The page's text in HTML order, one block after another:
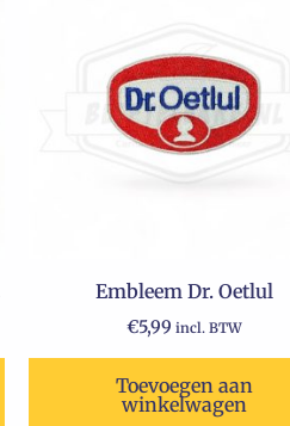
Embleem Dr. Oetlul
€5,99 incl. BTW
Toevoegen aan
winkelwagen